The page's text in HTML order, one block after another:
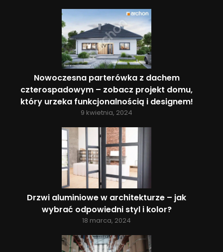
Nowoczesna parterówka z dachem
czterospadowym – zobacz projekt domu,
który urzeka funkcjonalnością i designem!
9 kwietnia, 2024
Drzwi aluminiowe w architekturze – jak
wybrać odpowiedni styl i kolor?
18 marca, 2024